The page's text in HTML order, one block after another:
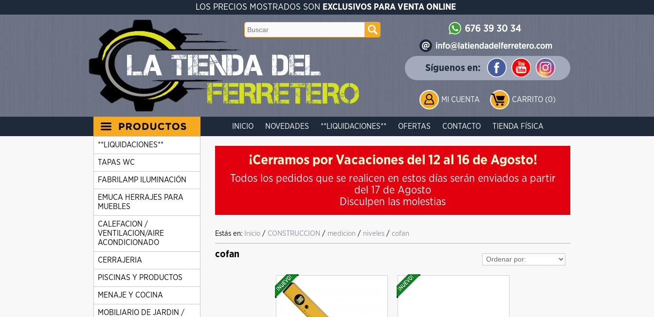
LOS PRECIOS MOSTRADOS SON EXCLUSIVOS PARA VENTA ONLINE
Síguenos en:
MI CUENTA CARRITO (0)
INICIO NOVEDADES **LIQUIDACIONES** OFERTAS CONTACTO TIENDA FÍSICA
**LIQUIDACIONES**
TAPAS WC
FABRILAMP ILUMINACIÓN
EMUCA HERRAJES PARA
MUEBLES
CALEFACION /
VENTILACION/AIRE
ACONDICIONADO
CERRAJERIA
PISCINAS Y PRODUCTOS
MENAJE Y COCINA
MOBILIARIO DE JARDIN /
¡Cerramos por Vacaciones del 12 al 16 de Agosto!
Todos los pedidos que se realicen en estos días serán enviados a partir
del 17 de Agosto
Disculpen las molestias
Estás en: Inicio / CONSTRUCCION / medicion / niveles / cofan
cofan